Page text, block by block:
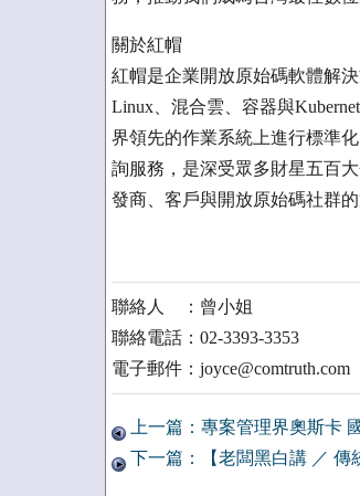
關於紅帽
紅帽是企業開放原始碼軟體解
Linux、混合雲、容器與
界領先的作業系統上進行標準
詢服務，是深受眾多財星五百
發商、客戶與開放原始碼社群
聯絡人 ：曾小姐
聯絡電話：02-3393-3353
電子郵件：joyce@comtruth.com
上一篇：專案管理界奧斯卡
下一篇：【老闆黑白講 ／ 傳